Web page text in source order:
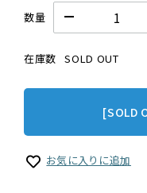
数量
在庫数 SOLD OUT
[SOLD
お気に入りに追加